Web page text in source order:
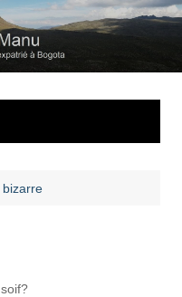
à Bogota
bizarre